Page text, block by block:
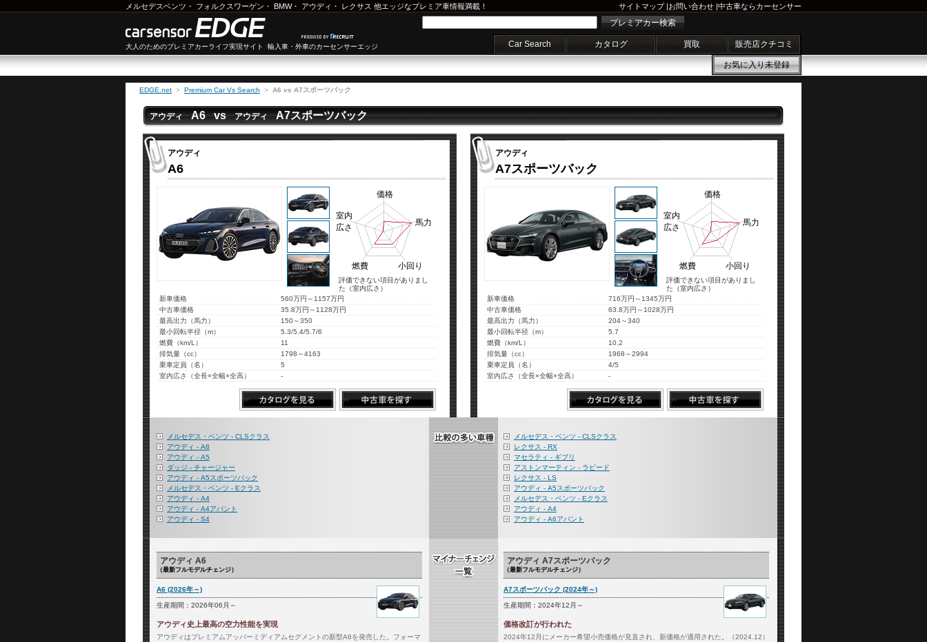
メルセデスベンツ ・ フォルクスワーゲン ・ BMW・ アウディ ・ レクサス 他エッジなプレミア車情報満載！ サイトマップ|お問い合わせ |中古車ならカーセンサー
大人のためのプレミアカーライフ実現サイト 輸入車・外車のカーセンサーエッジ
プレミアカー検索
Car Search カタログ 買取 販売店クチコミ
お気に入り未登録
EDGE.net > Premium Car Vs Search > A6 vs A7スポーツバック
アウディA6 vsアウディA7スポーツバック
アウディ
A6
価格
馬力
小回り
燃費
室内
広さ
評価できない項目がありまし
た（室内広さ）
新車価格
560万円～1157万円
中古車価格
35.8万円～1128万円
最高出力（馬力）
150～350
最小回転半径（m）
5.3/5.4/5.7/6
燃費（km/L）
11
排気量（cc）
1798～4163
乗車定員（名）
5
室内広さ（全長×全幅×全高）
-
アウディ
A7スポーツバック
価格
馬力
小回り
燃費
室内
広さ
評価できない項目がありまし
た（室内広さ）
新車価格
716万円～1345万円
中古車価格
63.8万円～1028万円
最高出力（馬力）
204～340
最小回転半径（m）
5.7
燃費（km/L）
10.2
排気量（cc）
1968～2994
乗車定員（名）
4/5
室内広さ（全長×全幅×全高）
-
メルセデス・ベンツ - CLSクラス
アウディ - A8
アウディ - A5
ダッジ - チャージャー
アウディ - A5スポーツバック
メルセデス・ベンツ - Eクラス
アウディ - A4
アウディ - A4アバント
アウディ - S4
メルセデス・ベンツ - CLSクラス
レクサス - RX
マセラティ - ギブリ
アストンマーティン - ラピード
レクサス - LS
アウディ - A5スポーツバック
メルセデス・ベンツ - Eクラス
アウディ - A4
アウディ - A6アバント
アウディ A6
（最新フルモデルチェンジ）
A6 (2026年～)
生産期間：2026年06月～
アウディ史上最高の空力性能を実現
アウディはプレミアムアッパーミディアムセグメントの新型A6を発売した。フォーマ
アウディ A7スポーツバック
（最新フルモデルチェンジ）
A7スポーツバック (2024年～)
生産期間：2024年12月～
価格改訂が行われた
2024年12月にメーカー希望小売価格が見直され、新価格が適用された。（2024.12）